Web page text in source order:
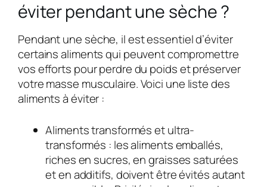
éviter pendant une sèche ?
Pendant une sèche, il est essentiel d’éviter
certains aliments qui peuvent compromettre
vos efforts pour perdre du poids et préserver
votre masse musculaire. Voici une liste des
aliments à éviter :
Aliments transformés et ultra-
transformés : les aliments emballés,
riches en sucres, en graisses saturées
et en additifs, doivent être évités autant